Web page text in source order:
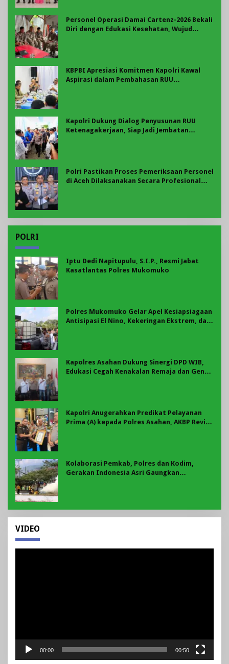
Personel Operasi Damai Cartenz-2026 Bekali
Diri dengan Edukasi Kesehatan, Wujud
KBPBI Apresiasi Komitmen Kapolri Kawal
Aspirasi dalam Pembahasan RUU
Kapolri Dukung Dialog Penyusunan RUU
Ketenagakerjaan, Siap Jadi Jembatan
Polri Pastikan Proses Pemeriksaan Personel
di Aceh Dilaksanakan Secara Profesional
POLRI
Iptu Dedi Napitupulu, S.I.P., Resmi Jabat
Kasatlantas Polres Mukomuko
Polres Mukomuko Gelar Apel Kesiapsiagaan
Antisipasi El Nino, Kekeringan Ekstrem, dan
Kapolres Asahan Dukung Sinergi DPD WIB,
Edukasi Cegah Kenakalan Remaja dan Geng
Kapolri Anugerahkan Predikat Pelayanan
Prima (A) kepada Polres Asahan, AKBP Revi
Kolaborasi Pemkab, Polres dan Kodim,
Gerakan Indonesia Asri Gaungkan
VIDEO
00:00 00:50